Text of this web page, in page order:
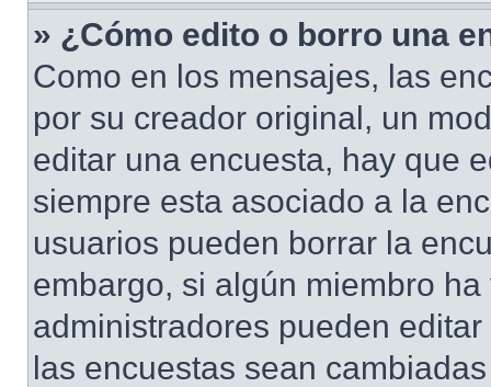
» ¿Cómo edito o borro una
Como en los mensajes, las
por su creador original, un
editar una encuesta, hay que
siempre esta asociado a la
usuarios pueden borrar la
embargo, si algún miembro
administradores pueden
las encuestas sean